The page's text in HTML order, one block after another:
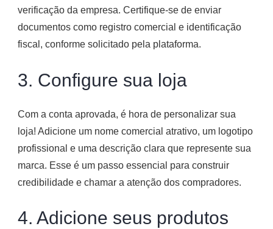
verificação da empresa. Certifique-se de enviar
documentos como registro comercial e identificação
fiscal, conforme solicitado pela plataforma.
3. Configure sua loja
Com a conta aprovada, é hora de personalizar sua
loja! Adicione um nome comercial atrativo, um logotipo
profissional e uma descrição clara que represente sua
marca. Esse é um passo essencial para construir
credibilidade e chamar a atenção dos compradores.
4. Adicione seus produtos